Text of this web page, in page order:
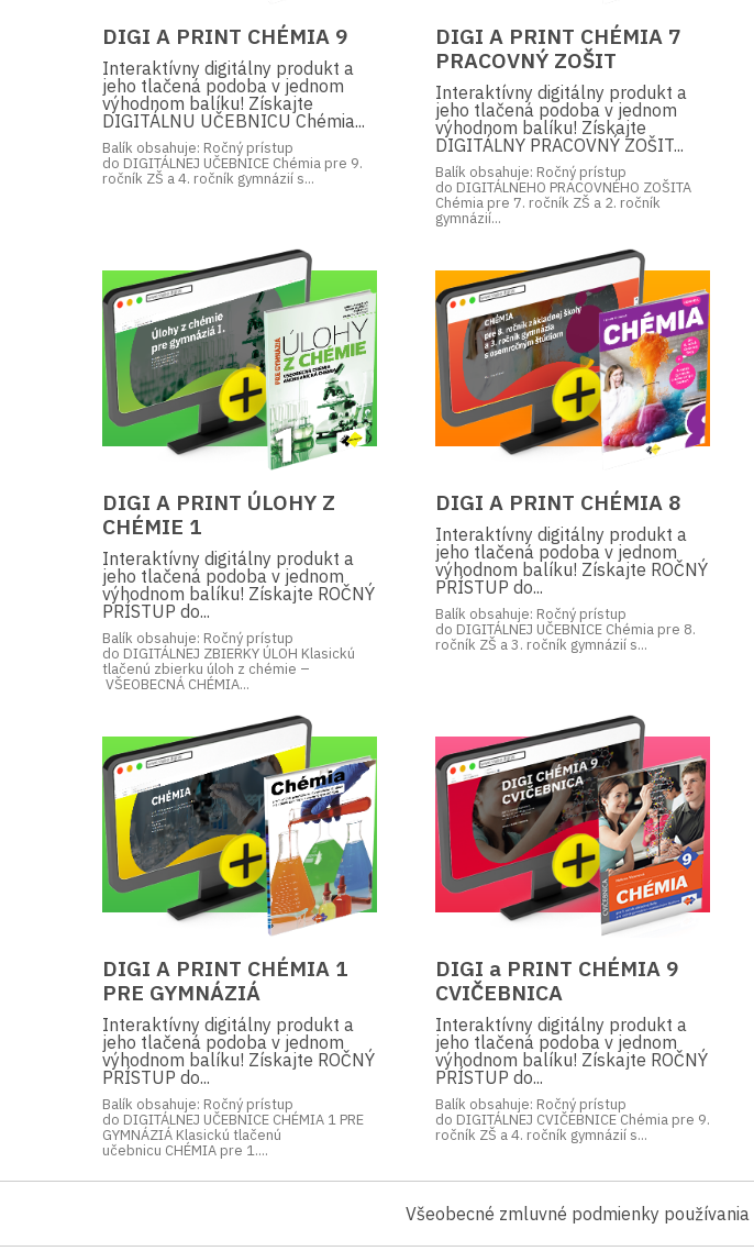
DIGI A PRINT CHÉMIA 9
Interaktívny digitálny produkt a
jeho tlačená podoba v jednom
výhodnom balíku! Získajte
DIGITÁLNU UČEBNICU Chémia...
Balík obsahuje: Ročný prístup
do DIGITÁLNEJ UČEBNICE Chémia pre 9.
ročník ZŠ a 4. ročník gymnázií s...
DIGI A PRINT CHÉMIA 7
PRACOVNÝ ZOŠIT
Interaktívny digitálny produkt a
jeho tlačená podoba v jednom
výhodnom balíku! Získajte
DIGITÁLNY PRACOVNÝ ZOŠIT...
Balík obsahuje: Ročný prístup
do DIGITÁLNEHO PRACOVNÉHO ZOŠITA
Chémia pre 7. ročník ZŠ a 2. ročník
gymnázií...
DIGI A PRINT ÚLOHY Z
CHÉMIE 1
Interaktívny digitálny produkt a
jeho tlačená podoba v jednom
výhodnom balíku! Získajte ROČNÝ
PRÍSTUP do...
Balík obsahuje: Ročný prístup
do DIGITÁLNEJ ZBIERKY ÚLOH Klasickú
tlačenú zbierku úloh z chémie –
VŠEOBECNÁ CHÉMIA...
DIGI A PRINT CHÉMIA 8
Interaktívny digitálny produkt a
jeho tlačená podoba v jednom
výhodnom balíku! Získajte ROČNÝ
PRÍSTUP do...
Balík obsahuje: Ročný prístup
do DIGITÁLNEJ UČEBNICE Chémia pre 8.
ročník ZŠ a 3. ročník gymnázií s...
DIGI A PRINT CHÉMIA 1
PRE GYMNÁZIÁ
Interaktívny digitálny produkt a
jeho tlačená podoba v jednom
výhodnom balíku! Získajte ROČNÝ
PRÍSTUP do...
Balík obsahuje: Ročný prístup
do DIGITÁLNEJ UČEBNICE CHÉMIA 1 PRE
GYMNÁZIÁ Klasickú tlačenú
učebnicu CHÉMIA pre 1....
DIGI a PRINT CHÉMIA 9
CVIČEBNICA
Interaktívny digitálny produkt a
jeho tlačená podoba v jednom
výhodnom balíku! Získajte ROČNÝ
PRÍSTUP do...
Balík obsahuje: Ročný prístup
do DIGITÁLNEJ CVIČEBNICE Chémia pre 9.
ročník ZŠ a 4. ročník gymnázií s...
Všeobecné zmluvné podmienky používania|